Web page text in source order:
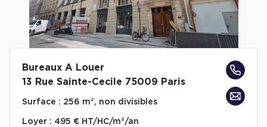
Bureaux A Louer
13 Rue Sainte-Cecile 75009 Paris
Surface : 256 m², non divisibles
Loyer : 495 € HT/HC/m²/an